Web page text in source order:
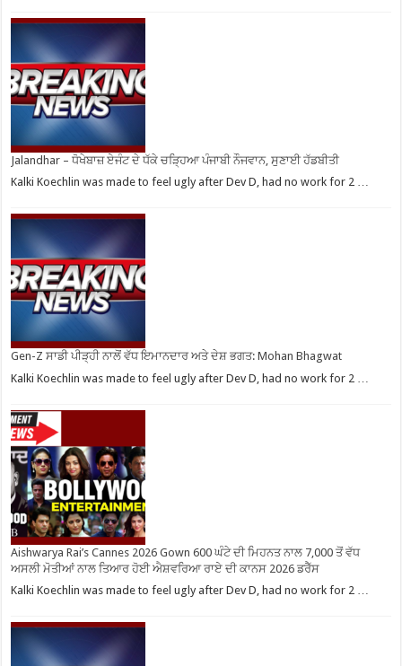
Jalandhar – ਧੋਖੇਬਾਜ਼ ਏਜੰਟ ਦੇ ਧੱਕੇ ਚੜ੍ਹਿਆ ਪੰਜਾਬੀ ਨੌਜਵਾਨ, ਸੁਣਾਈ ਹੱਡਬੀਤੀ
Kalki Koechlin was made to feel ugly after Dev D, had no work for 2 …
Gen-Z ਸਾਡੀ ਪੀੜ੍ਹੀ ਨਾਲੋਂ ਵੱਧ ਇਮਾਨਦਾਰ ਅਤੇ ਦੇਸ਼ ਭਗਤ: Mohan Bhagwat
Kalki Koechlin was made to feel ugly after Dev D, had no work for 2 …
Aishwarya Rai’s Cannes 2026 Gown 600 ਘੰਟੇ ਦੀ ਮਿਹਨਤ ਨਾਲ 7,000 ਤੋਂ ਵੱਧ
ਅਸਲੀ ਮੋਤੀਆਂ ਨਾਲ ਤਿਆਰ ਹੋਈ ਐਸ਼ਵਰਿਆ ਰਾਏ ਦੀ ਕਾਨਸ 2026 ਡਰੈੱਸ
Kalki Koechlin was made to feel ugly after Dev D, had no work for 2 …